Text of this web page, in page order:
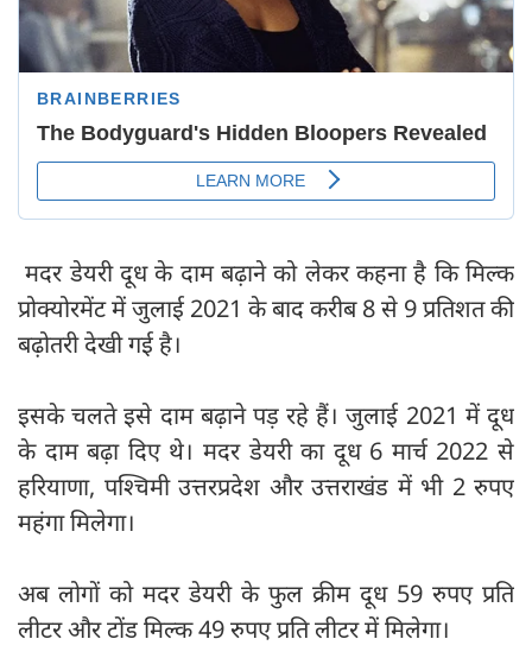
मदर डेयरी दूध के दाम बढ़ाने को लेकर कहना है कि मिल्क
प्रोक्योरमेंट में जुलाई 2021 के बाद करीब 8 से 9 प्रतिशत की
बढ़ोतरी देखी गई है।
इसके चलते इसे दाम बढ़ाने पड़ रहे हैं। जुलाई 2021 में दूध
के दाम बढ़ा दिए थे। मदर डेयरी का दूध 6 मार्च 2022 से
हरियाणा, पश्चिमी उत्तरप्रदेश और उत्तराखंड में भी 2 रुपए
महंगा मिलेगा।
अब लोगों को मदर डेयरी के फुल क्रीम दूध 59 रुपए प्रति
लीटर और टोंड मिल्क 49 रुपए प्रति लीटर में मिलेगा।